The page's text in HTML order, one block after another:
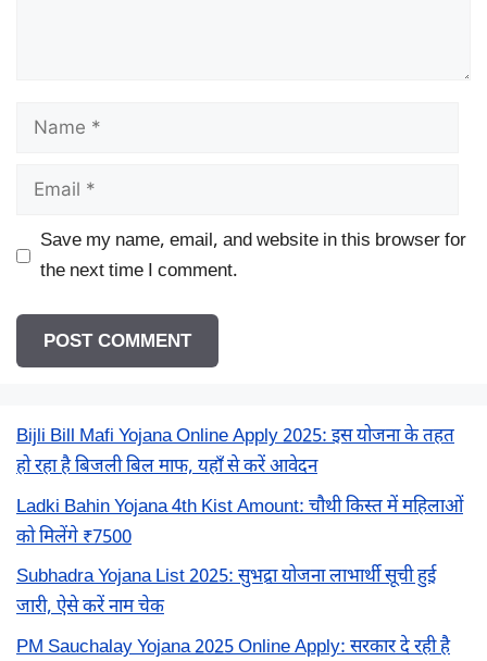
Name
Email
Save my name, email, and website in this browser for
the next time I comment.
Bijli Bill Mafi Yojana Online Apply 2025: इस योजना के तहत
हो रहा है बिजली बिल माफ, यहाँ से करें आवेदन
Ladki Bahin Yojana 4th Kist Amount: चौथी किस्त में महिलाओं
को मिलेंगे ₹7500
Subhadra Yojana List 2025: सुभद्रा योजना लाभार्थी सूची हुई
जारी, ऐसे करें नाम चेक
PM Sauchalay Yojana 2025 Online Apply: सरकार दे रही है